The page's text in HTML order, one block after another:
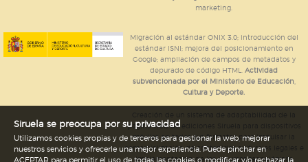
marketing.
Migración al estándar ONIX 3.0; introducción del
estándar ISNI; mejora del posicionamiento en
Google; ampliación de campos de metadatos y
depurado de código HTML.Actividad
subvencionada por el Ministerio de Educación,
Cultura y Deporte.
página web de ediciones Siruela para dispositivos
móviles en todos sus formatos para impulsar la
comercialización de contenidos culturales legales e
implementación de los recursos tecnológicos
Siruela se preocupa por su privacidad
Utilizamos cookies propias y de terceros para gestionar la web, mejorar
nuestros servicios y ofrecerle una mejor experiencia. Puede pinchar en
ACEPTAR para permitir el uso de todas las cookies o modificar y/o rechazar la